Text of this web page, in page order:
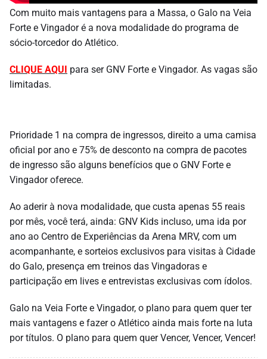
Com muito mais vantagens para a Massa, o Galo na Veia
Forte e Vingador é a nova modalidade do programa de
sócio-torcedor do Atlético.
CLIQUE AQUI para ser GNV Forte e Vingador. As vagas são
limitadas.
Prioridade 1 na compra de ingressos, direito a uma camisa
oficial por ano e 75% de desconto na compra de pacotes
de ingresso são alguns benefícios que o GNV Forte e
Vingador oferece.
Ao aderir à nova modalidade, que custa apenas 55 reais
por mês, você terá, ainda: GNV Kids incluso, uma ida por
ano ao Centro de Experiências da Arena MRV, com um
acompanhante, e sorteios exclusivos para visitas à Cidade
do Galo, presença em treinos das Vingadoras e
participação em lives e entrevistas exclusivas com ídolos.
Galo na Veia Forte e Vingador, o plano para quem quer ter
mais vantagens e fazer o Atlético ainda mais forte na luta
por títulos. O plano para quem quer Vencer, Vencer, Vencer!